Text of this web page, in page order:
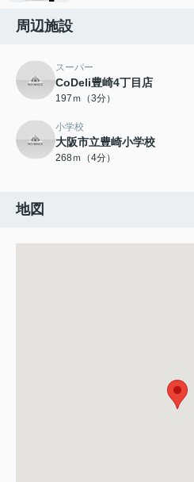
周辺施設
スーパー
CoDeli豊崎4丁目店
197ｍ（3分）
小学校
大阪市立豊崎小学校
268ｍ（4分）
地図